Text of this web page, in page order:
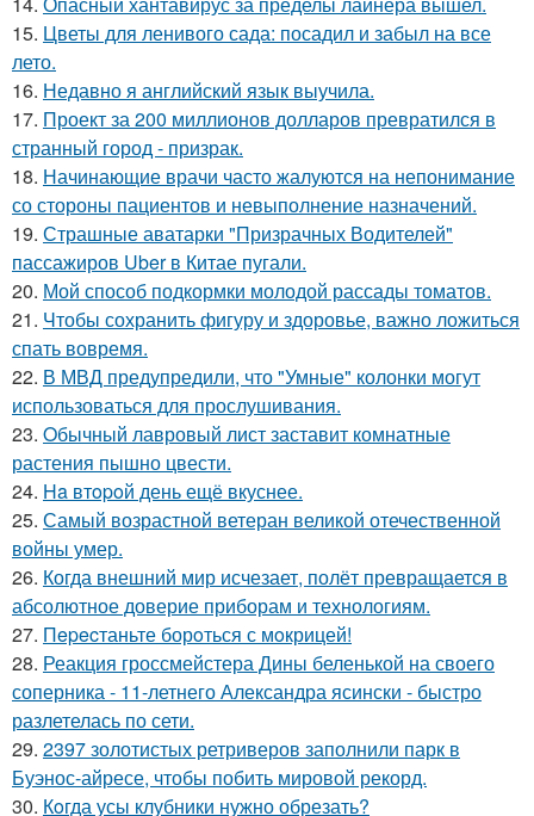
15. Цветы для ленивого сада: посадил и забыл на все
лето.
16. Недавно я английский язык выучила.
17. Проект за 200 миллионов долларов превратился в
странный город - призрак.
18. Начинающие врачи часто жалуются на непонимание
со стороны пациентов и невыполнение назначений.
19. Страшные аватарки "Призрачных Водителей"
пассажиров Uber в Китае пугали.
20. Мой способ подкормки молодой рассады томатов.
21. Чтобы сохранить фигуру и здоровье, важно ложиться
спать вовремя.
22. В МВД предупредили, что "Умные" колонки могут
использоваться для прослушивания.
23. Oбычный лавровый лист заставит комнатные
растения пышно цвести.
24. Ha втopoй день ещё вкуснее.
25. Самый возрастной ветеран великой отечественной
войны умер.
26. Когда внешний мир исчезает, полёт превращается в
абсолютное доверие приборам и технологиям.
27. Пepecтаньте борoться с мoкрицей!
28. Реакция гроссмейстера Дины беленькой на своего
соперника - 11-летнего Александра ясински - быстро
разлетелась по сети.
29. 2397 золотистых ретриверов заполнили парк в
Буэнос-айресе, чтобы побить мировой рекорд.
30. Кoгда усы клубники нужно обрезать?